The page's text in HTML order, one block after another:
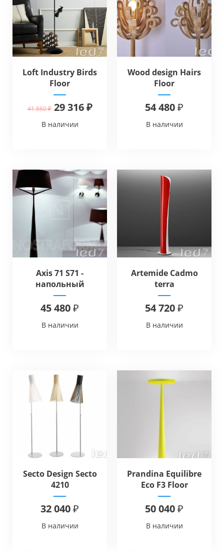
Loft Industry Birds
Floor
41 880 ₽ 29 316 ₽
В наличии
Wood design Hairs
Floor
54 480 ₽
В наличии
Axis 71 S71 -
напольный
45 480 ₽
В наличии
Artemide Cadmo
terra
54 720 ₽
В наличии
Secto Design Secto
4210
32 040 ₽
В наличии
Prandina Equilibre
Eco F3 Floor
50 040 ₽
В наличии